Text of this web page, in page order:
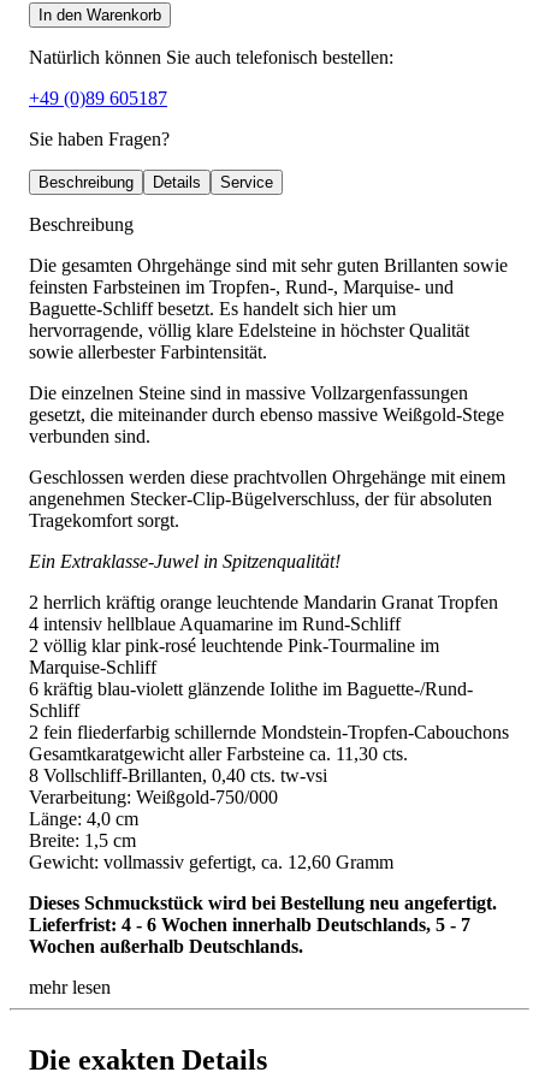
In den Warenkorb
Natürlich können Sie auch telefonisch bestellen:
+49 (0)89 605187
Sie haben Fragen?
Beschreibung Details Service
Beschreibung
Die gesamten Ohrgehänge sind mit sehr guten Brillanten sowie
feinsten Farbsteinen im Tropfen-, Rund-, Marquise- und
Baguette-Schliff besetzt. Es handelt sich hier um
hervorragende, völlig klare Edelsteine in höchster Qualität
sowie allerbester Farbintensität.
Die einzelnen Steine sind in massive Vollzargenfassungen
gesetzt, die miteinander durch ebenso massive Weißgold-Stege
verbunden sind.
Geschlossen werden diese prachtvollen Ohrgehänge mit einem
angenehmen Stecker-Clip-Bügelverschluss, der für absoluten
Tragekomfort sorgt.
Ein Extraklasse-Juwel in Spitzenqualität!
2 herrlich kräftig orange leuchtende Mandarin Granat Tropfen
4 intensiv hellblaue Aquamarine im Rund-Schliff
2 völlig klar pink-rosé leuchtende Pink-Tourmaline im
Marquise-Schliff
6 kräftig blau-violett glänzende Iolithe im Baguette-/Rund-
Schliff
2 fein fliederfarbig schillernde Mondstein-Tropfen-Cabouchons
Gesamtkaratgewicht aller Farbsteine ca. 11,30 cts.
8 Vollschliff-Brillanten, 0,40 cts. tw-vsi
Verarbeitung: Weißgold-750/000
Länge: 4,0 cm
Breite: 1,5 cm
Gewicht: vollmassiv gefertigt, ca. 12,60 Gramm
Dieses Schmuckstück wird bei Bestellung neu angefertigt.
Lieferfrist: 4 - 6 Wochen innerhalb Deutschlands, 5 - 7
Wochen außerhalb Deutschlands.
mehr lesen
Die exakten Details